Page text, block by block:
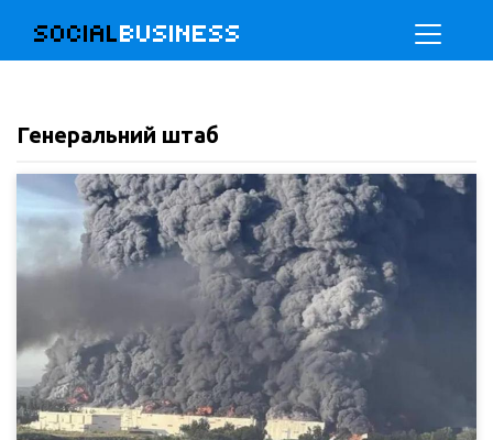
SOCIALBUSINESS
Генеральний штаб